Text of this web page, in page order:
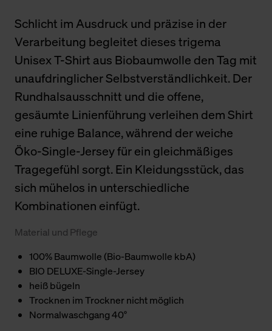
Schlicht im Ausdruck und präzise in der
Verarbeitung begleitet dieses trigema
Unisex T-Shirt aus Biobaumwolle den Tag mit
unaufdringlicher Selbstverständlichkeit. Der
Rundhalsausschnitt und die offene,
gesäumte Linienführung verleihen dem Shirt
eine ruhige Balance, während der weiche
Öko-Single-Jersey für ein gleichmäßiges
Tragegefühl sorgt. Ein Kleidungsstück, das
sich mühelos in unterschiedliche
Kombinationen einfügt.
Material und Pflege
100% Baumwolle (Bio-Baumwolle kbA)
BIO DELUXE-Single-Jersey
heiß bügeln
Trocknen im Trockner nicht möglich
Normalwaschgang 40°